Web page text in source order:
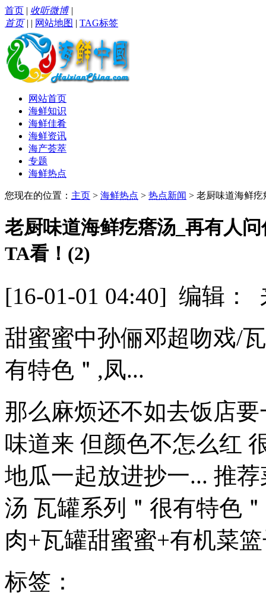
首页 | 收听微博|
首页| | 网站地图 | TAG标签
网站首页
海鲜知识
海鲜佳肴
海鲜资讯
海产荟萃
专题
海鲜热点
您现在的位置： 主页 > 海鲜热点 > 热点新闻 > 老厨味道海鲜
老厨味道海鲜疙瘩汤_再有人
TA看！(2)
[16-01-01 04:40] 编辑
甜蜜蜜中孙俪邓超吻戏/
有特色＂,凤...
那么麻烦还不如去饭店
味道来 但颜色不怎么红
地瓜一起放进抄一... 推
汤 瓦罐系列＂很有特色
肉+瓦罐甜蜜蜜+有机菜
标签：